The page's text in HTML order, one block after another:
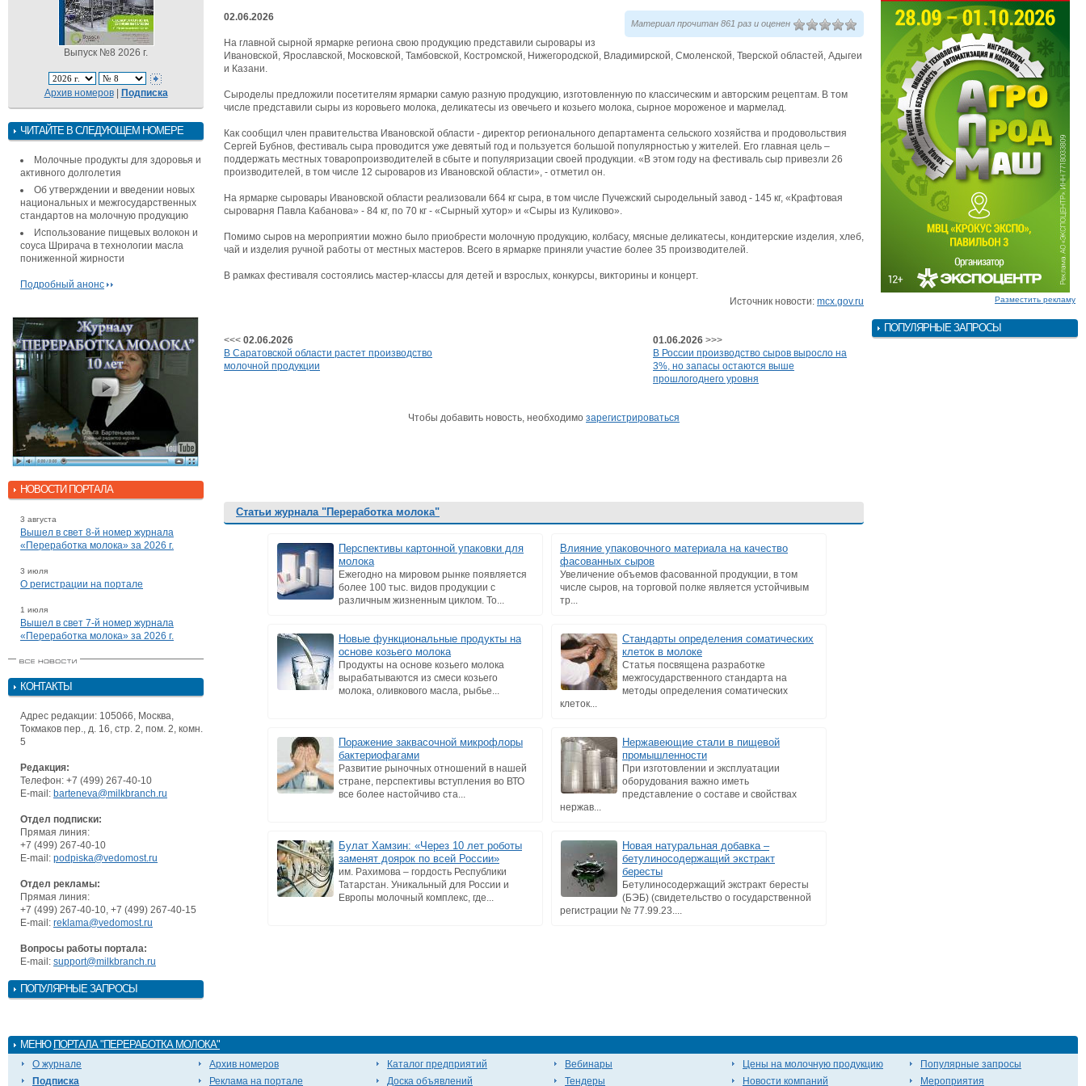
Выпуск №8 2026 г.
Архив номеров| Подписка
ЧИТАЙТЕ В СЛЕДУЮЩЕМ НОМЕРЕ
Молочные продукты для здоровья и
активного долголетия
Об утверждении и введении новых
национальных и межгосударственных
стандартов на молочную продукцию
Использование пищевых волокон и
соуса Шрирача в технологии масла
пониженной жирности
Подробный анонс
НОВОСТИ ПОРТАЛА
3 августа
Вышел в свет 8-й номер журнала
«Переработка молока» за 2026 г.
3 июля
О регистрации на портале
1 июля
Вышел в свет 7-й номер журнала
«Переработка молока» за 2026 г.
КОНТАКТЫ
Адрес редакции: 105066, Москва,
Токмаков пер., д. 16, стр. 2, пом. 2, комн.
5
Редакция:
Телефон: +7 (499) 267-40-10
E-mail: barteneva@milkbranch.ru
Отдел подписки:
Прямая линия:
+7 (499) 267-40-10
E-mail: podpiska@vedomost.ru
Отдел рекламы:
Прямая линия:
+7 (499) 267-40-10, +7 (499) 267-40-15
E-mail: reklama@vedomost.ru
Вопросы работы портала:
E-mail: support@milkbranch.ru
ПОПУЛЯРНЫЕ ЗАПРОСЫ
02.06.2026
Материал прочитан 861 раз и оценен
На главной сырной ярмарке региона свою продукцию представили сыровары из
Ивановской, Ярославской, Московской, Тамбовской, Костромской, Нижегородской, Владимирской, Смоленской, Тверской областей, Адыгеи
и Казани.
Сыроделы предложили посетителям ярмарки самую разную продукцию, изготовленную по классическим и авторским рецептам. В том
числе представили сыры из коровьего молока, деликатесы из овечьего и козьего молока, сырное мороженое и мармелад.
Как сообщил член правительства Ивановской области - директор регионального департамента сельского хозяйства и продовольствия
Сергей Бубнов, фестиваль сыра проводится уже девятый год и пользуется большой популярностью у жителей. Его главная цель –
поддержать местных товаропроизводителей в сбыте и популяризации своей продукции. «В этом году на фестиваль сыр привезли 26
производителей, в том числе 12 сыроваров из Ивановской области», - отметил он.
На ярмарке сыровары Ивановской области реализовали 664 кг сыра, в том числе Пучежский сыродельный завод - 145 кг, «Крафтовая
сыроварня Павла Кабанова» - 84 кг, по 70 кг - «Сырный хутор» и «Сыры из Куликово».
Помимо сыров на мероприятии можно было приобрести молочную продукцию, колбасу, мясные деликатесы, кондитерские изделия, хлеб,
чай и изделия ручной работы от местных мастеров. Всего в ярмарке приняли участие более 35 производителей.
В рамках фестиваля состоялись мастер-классы для детей и взрослых, конкурсы, викторины и концерт.
Источник новости: mcx.gov.ru
<<< 02.06.2026
В Саратовской области растет производство
молочной продукции
01.06.2026 >>>
В России производство сыров выросло на
3%, но запасы остаются выше
прошлогоднего уровня
Чтобы добавить новость, необходимо зарегистрироваться
Статьи журнала "Переработка молока"
Перспективы картонной упаковки для
молока
Ежегодно на мировом рынке появляется
более 100 тыс. видов продукции с
различным жизненным циклом. То...
Влияние упаковочного материала на качество
фасованных сыров
Увеличение объемов фасованной продукции, в том
числе сыров, на торговой полке является устойчивым
тр...
Новые функциональные продукты на
основе козьего молока
Продукты на основе козьего молока
вырабатываются из смеси козьего
молока, оливкового масла, рыбье...
Стандарты определения соматических
клеток в молоке
Статья посвящена разработке
межгосударственного стандарта на
методы определения соматических
клеток...
Поражение заквасочной микрофлоры
бактериофагами
Развитие рыночных отношений в нашей
стране, перспективы вступления во ВТО
все более настойчиво ста...
Нержавеющие стали в пищевой
промышленности
При изготовлении и эксплуатации
оборудования важно иметь
представление о составе и свойствах
нержав...
Булат Хамзин: «Через 10 лет роботы
заменят доярок по всей России»
им. Рахимова – гордость Республики
Татарстан. Уникальный для России и
Европы молочный комплекс, где...
Новая натуральная добавка –
бетулиносодержащий экстракт
бересты
Бетулиносодержащий экстракт бересты
(БЭБ) (свидетельство о государственной
регистрации № 77.99.23....
Разместить рекламу
ПОПУЛЯРНЫЕ ЗАПРОСЫ
МЕНЮ ПОРТАЛА "ПЕРЕРАБОТКА МОЛОКА"
О журнале
Подписка
Архив номеров
Реклама на портале
Каталог предприятий
Доска объявлений
Вебинары
Тендеры
Цены на молочную продукцию
Новости компаний
Популярные запросы
Мероприятия